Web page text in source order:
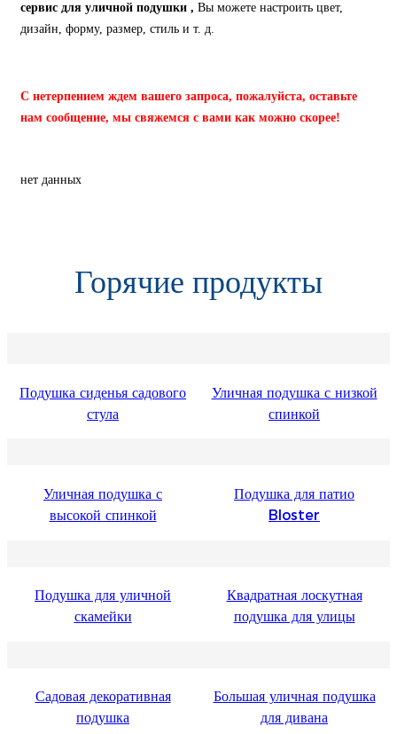
сервис для уличной подушки , Вы можете настроить цвет,
дизайн, форму, размер, стиль и т. д.
С нетерпением ждем вашего запроса, пожалуйста, оставьте
нам сообщение, мы свяжемся с вами как можно скорее!
нет данных
Горячие продукты
Подушка сиденья садового
стула
Уличная подушка с низкой
спинкой
Уличная подушка с
высокой спинкой
Подушка для патио
Bloster
Подушка для уличной
скамейки
Квадратная лоскутная
подушка для улицы
Садовая декоративная
подушка
Большая уличная подушка
для дивана